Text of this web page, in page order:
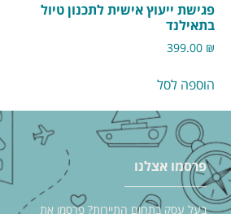
פגישת ייעוץ אישית לתכנון טיול
בתאילנד
399.00 ₪
הוספה לסל
פרסמו אצלנו
בעל עסק בתחום התיירות? פרסמו את